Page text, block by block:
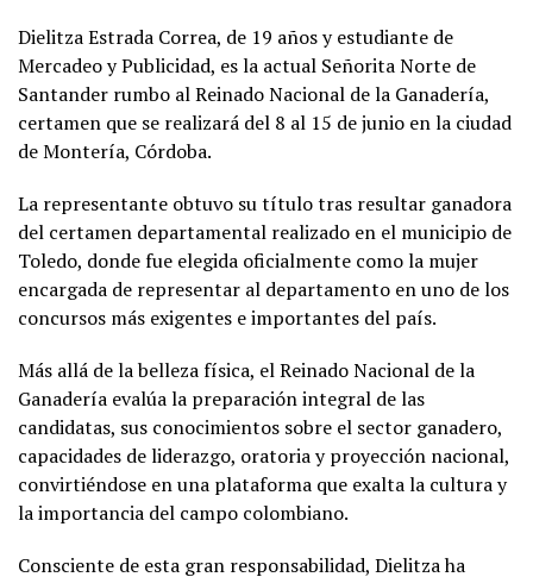
Dielitza Estrada Correa, de 19 años y estudiante de
Mercadeo y Publicidad, es la actual Señorita Norte de
Santander rumbo al Reinado Nacional de la Ganadería,
certamen que se realizará del 8 al 15 de junio en la ciudad
de Montería, Córdoba.
La representante obtuvo su título tras resultar ganadora
del certamen departamental realizado en el municipio de
Toledo, donde fue elegida oficialmente como la mujer
encargada de representar al departamento en uno de los
concursos más exigentes e importantes del país.
Más allá de la belleza física, el Reinado Nacional de la
Ganadería evalúa la preparación integral de las
candidatas, sus conocimientos sobre el sector ganadero,
capacidades de liderazgo, oratoria y proyección nacional,
convirtiéndose en una plataforma que exalta la cultura y
la importancia del campo colombiano.
Consciente de esta gran responsabilidad, Dielitza ha